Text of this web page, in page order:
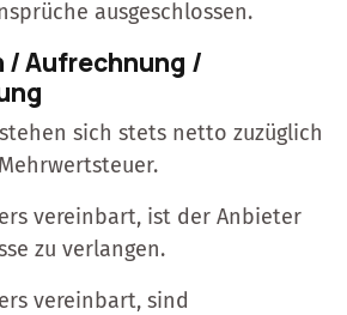
ausgeschlossen.
/ Aufrechnung /
sich stets netto zuzüglich
vereinbart, ist der Anbieter
zu verlangen.
vereinbart, sind